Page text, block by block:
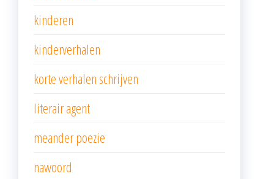
kinderen
kinderverhalen
korte verhalen schrijven
literair agent
meander poezie
nawoord